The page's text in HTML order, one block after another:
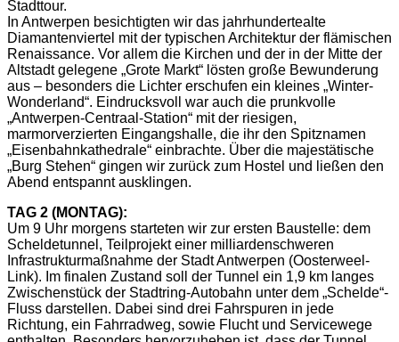
Stadttour.
In Antwerpen besichtigten wir das jahrhundertealte
Diamantenviertel mit der typischen Architektur der flämischen
Renaissance. Vor allem die Kirchen und der in der Mitte der
Altstadt gelegene „Grote Markt“ lösten große Bewunderung
aus – besonders die Lichter erschufen ein kleines „Winter-
Wonderland“. Eindrucksvoll war auch die prunkvolle
„Antwerpen-Centraal-Station“ mit der riesigen,
marmorverzierten Eingangshalle, die ihr den Spitznamen
„Eisenbahnkathedrale“ einbrachte. Über die majestätische
„Burg Stehen“ gingen wir zurück zum Hostel und ließen den
Abend entspannt ausklingen.
TAG 2 (MONTAG):
Um 9 Uhr morgens starteten wir zur ersten Baustelle: dem
Scheldetunnel, Teilprojekt einer milliardenschweren
Infrastrukturmaßnahme der Stadt Antwerpen (Oosterweel-
Link). Im finalen Zustand soll der Tunnel ein 1,9 km langes
Zwischenstück der Stadtring-Autobahn unter dem „Schelde“-
Fluss darstellen. Dabei sind drei Fahrspuren in jede
Richtung, ein Fahrradweg, sowie Flucht und Servicewege